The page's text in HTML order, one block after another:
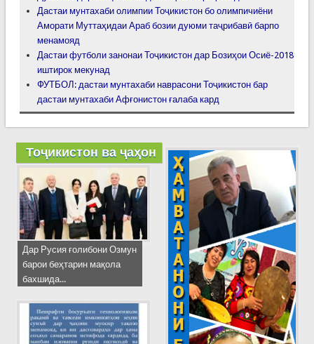
Дастаи мунтахаби олимпии Тоҷикистон бо олимпичиёни
Аморати Муттаҳидаи Араб бозии дуюми таҷрибавӣ барпо
менамояд
Дастаи футболи занонаи Тоҷикистон дар Бозиҳои Осиё-2018
иштирок мекунад
ФУТБОЛ: дастаи мунтахаби наврасони Тоҷикистон бар
дастаи мунтахаби Афғонистон ғалаба кард
Тоҷикистон ва ҷаҳон
Дар Русия ғолибони Озмун
барои беҳтарин мақола
бахшида...